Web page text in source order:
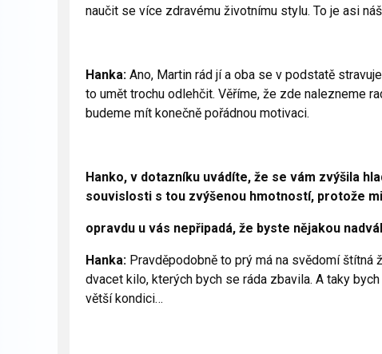
naučit se více zdravému životnímu stylu. To je asi
Hanka: Ano, Martin rád jí a oba se v podstatě
to umět trochu odlehčit. Věříme, že zde nalezneme
budeme mít konečně pořádnou motivaci.
Hanko, v dotazníku uvádíte, že se vám zvýšila
souvislosti s tou zvýšenou hmotností, protože
opravdu u vás nepřipadá, že byste nějakou
Hanka: Pravděpodobně to prý má na svědomí štítná
dvacet kilo, kterých bych se ráda zbavila. A taky
větší kondici…